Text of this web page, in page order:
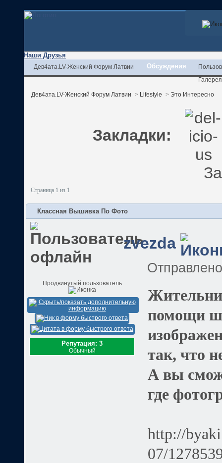
Наши Друзья
Дев4ата.LV-Женский Форум Латвии Обсуждения
Галерея
Дев4ата.LV-Женский Форум Латвии > Lifestyle > Это Интересно
Закладки:
Страница 1 из 1
Классная Вышивка По Фото
zvezda
Продвинутый пользователь
Репутация: 3
Обычный
помощи
так, что
А вы
где
http://
07/